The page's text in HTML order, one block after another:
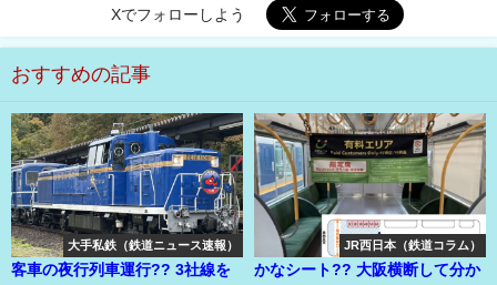
Xでフォローしよう
おすすめの記事
大手私鉄（鉄道ニュース速報）
客車の夜行列車運行?? 3社線を
JR西日本（鉄道コラム）
かなシート?? 大阪横断して分か